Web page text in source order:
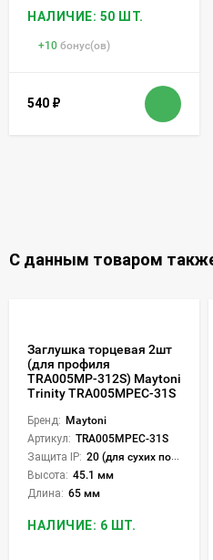
НАЛИЧИЕ: 50 ШТ.
+10 бонус(ов)
540 ₽
С данным товаром
Заглушка торцевая 2шт
(для профиля
TRA005MP-312S) Maytoni
Trinity TRA005MPEC-31S
Бренд: Maytoni
Артикул: TRA005MPEC-31S
Защита IP: 20 (для сухих пом.)
Высота: 45.1 мм
Длина: 65 мм
НАЛИЧИЕ: 6 ШТ.